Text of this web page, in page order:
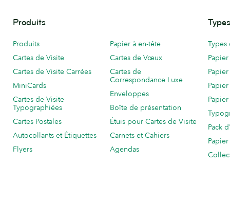
Produits
Produits
Cartes de Visite
Cartes de Visite Carrées
MiniCards
Cartes de Visite
Typographiées
Cartes Postales
Autocollants et Étiquettes
Flyers
Papier à en-tête
Cartes de Vœux
Cartes de
Correspondance Luxe
Enveloppes
Boîte de présentation
Étuis pour Cartes de Visite
Carnets et Cahiers
Agendas
Pack